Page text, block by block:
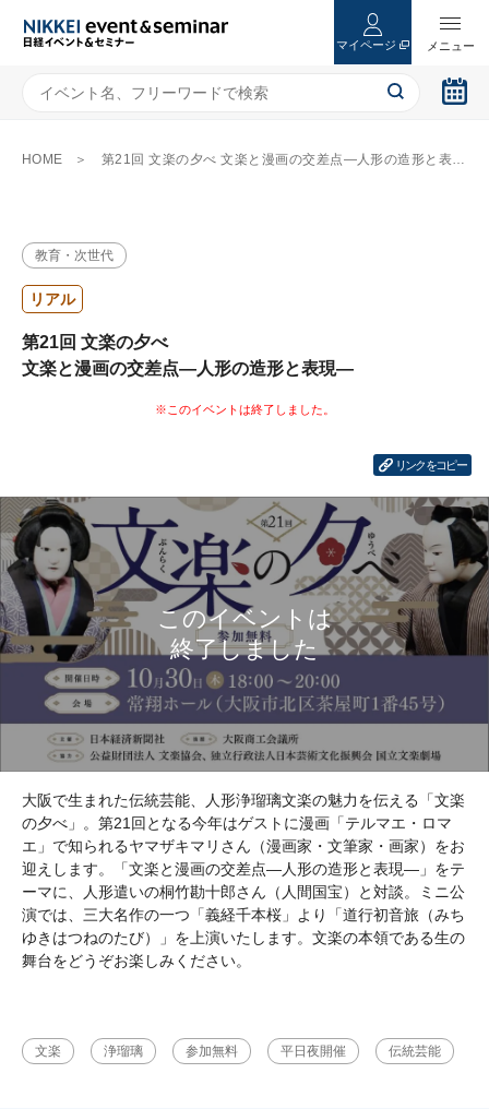
マイページ
HOME 第21回 文楽の夕べ 文楽と漫画の交差点―人形の造形と表現―
教育・次世代
リアル
第21回 文楽の夕べ
文楽と漫画の交差点―人形の造形と表現―
リンクをコピー
大阪で生まれた伝統芸能、人形浄瑠璃文楽の魅力を伝える「文楽
の夕べ」。第21回となる今年はゲストに漫画「テルマエ・ロマ
エ」で知られるヤマザキマリさん（漫画家・文筆家・画家）をお
迎えします。「文楽と漫画の交差点―人形の造形と表現―」をテ
ーマに、人形遣いの桐竹勘十郎さん（人間国宝）と対談。ミニ公
演では、三大名作の一つ「義経千本桜」より「道行初音旅（みち
ゆきはつねのたび）」を上演いたします。文楽の本領である生の
舞台をどうぞお楽しみください。
文楽 浄瑠璃 参加無料 平日夜開催 伝統芸能